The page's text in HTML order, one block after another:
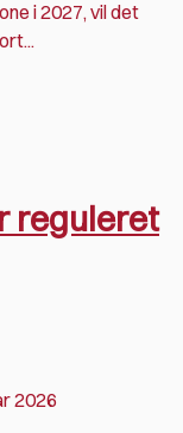
i 2027, vil det
reguleret
2026